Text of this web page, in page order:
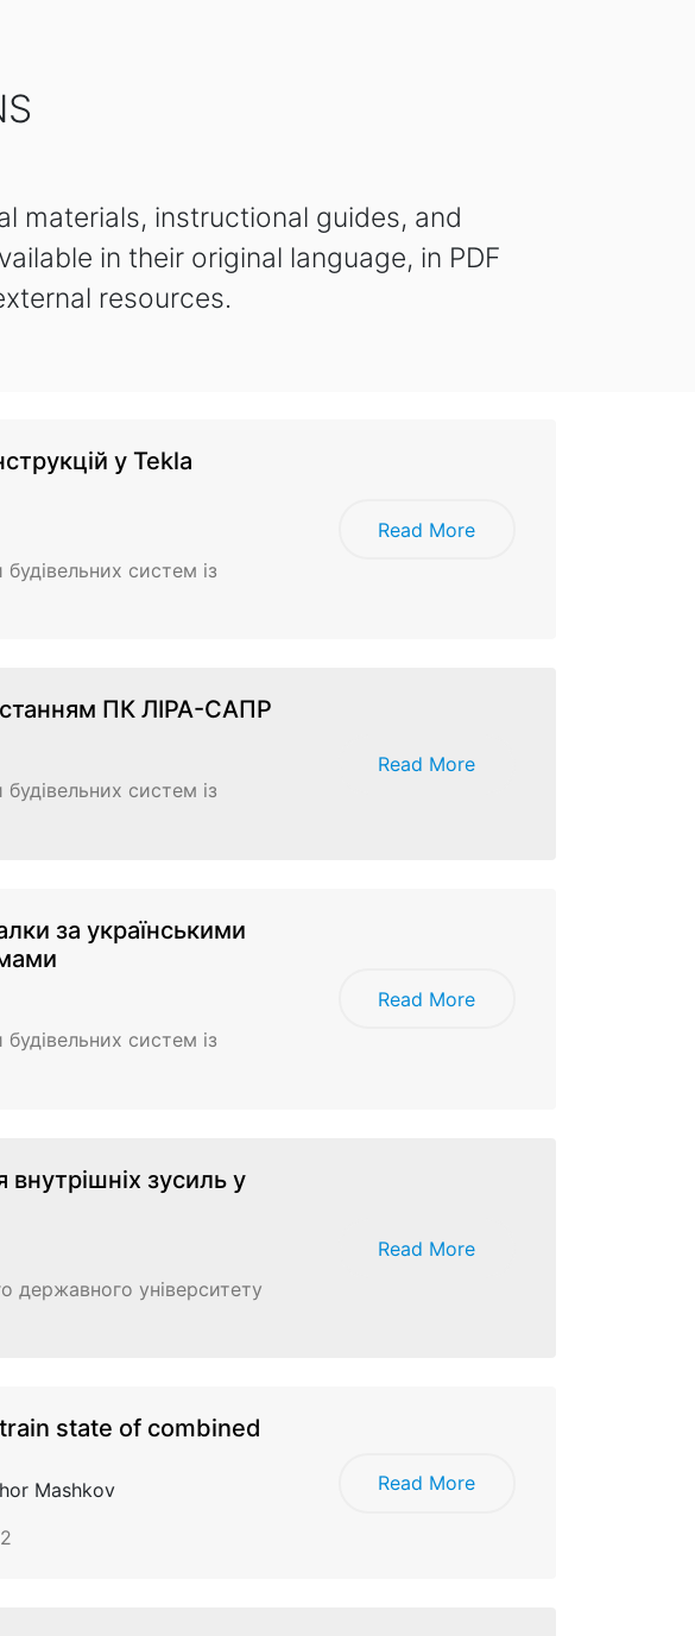
materials, instructional guides, and
in their original language, in PDF
resources.
у Tekla
систем із
Read More
ПК ЛІРА-САПР
систем із
Read More
за українськими
систем із
Read More
зусиль у
державного університету
Read More
state of combined
Mashkov
Read More